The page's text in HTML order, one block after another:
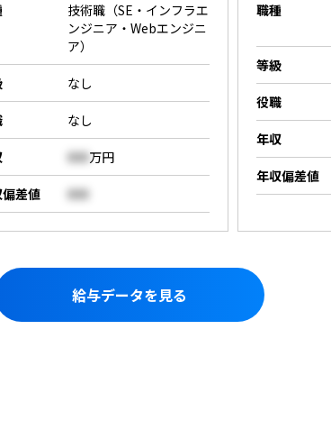
技術職（SE・インフラエ
ンジニア・Webエンジニ
ア）
なし
なし
000 万円
差値 000
職種
等級
役職
年収
年収偏差値
給与データを見る